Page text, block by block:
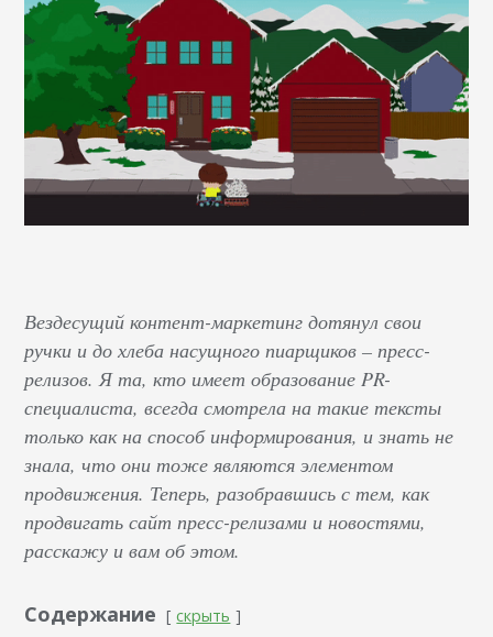
Вездесущий контент-маркетинг дотянул свои
ручки и до хлеба насущного пиарщиков – пресс-
релизов. Я та, кто имеет образование PR-
специалиста, всегда смотрела на такие тексты
только как на способ информирования, и знать не
знала, что они тоже являются элементом
продвижения. Теперь, разобравшись с тем, как
продвигать сайт пресс-релизами и новостями,
расскажу и вам об этом.
Содержание скрыть